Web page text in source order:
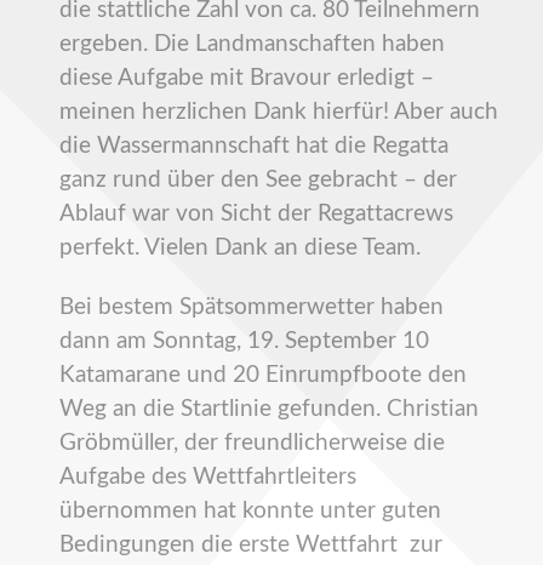
die stattliche Zahl von ca. 80 Teilnehmern
ergeben. Die Landmanschaften haben
diese Aufgabe mit Bravour erledigt –
meinen herzlichen Dank hierfür! Aber auch
die Wassermannschaft hat die Regatta
ganz rund über den See gebracht – der
Ablauf war von Sicht der Regattacrews
perfekt. Vielen Dank an diese Team.
Bei bestem Spätsommerwetter haben
dann am Sonntag, 19. September 10
Katamarane und 20 Einrumpfboote den
Weg an die Startlinie gefunden. Christian
Gröbmüller, der freundlicherweise die
Aufgabe des Wettfahrtleiters
übernommen hat konnte unter guten
Bedingungen die erste Wettfahrt zur